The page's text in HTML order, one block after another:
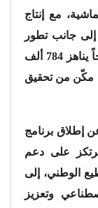
من الماشية، مع إنتاج
إلى جانب تطور
ملحوظ في قطاع الدواجن الذي سجل إنتاجاً يناهز 784 ألف
بيضة، ما مكّن من تحقيق
إطلاق برنامج
يرتكز على دعم
الوطني، إلى
وتعزيز